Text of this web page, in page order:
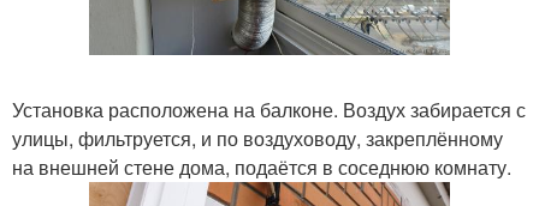
Установка расположена на балконе. Воздух забирается с
улицы, фильтруется, и по воздуховоду, закреплённому
на внешней стене дома, подаётся в соседнюю комнату.